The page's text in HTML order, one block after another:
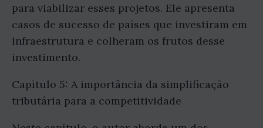
para viabilizar esses projetos. Ele apresenta
casos de sucesso de países que investiram em
infraestrutura e colheram os frutos desse
investimento.
Capítulo 5: A importância da simplificação
tributária para a competitividade